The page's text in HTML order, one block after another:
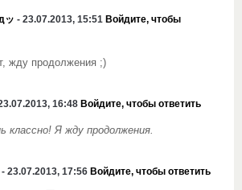
ッ - 23.07.2013, 15:51 Войдите, чтобы
жду продолжения ;)
16:48 Войдите, чтобы ответить
классно! Я жду продолжения.
- 23.07.2013, 17:56 Войдите, чтобы ответить